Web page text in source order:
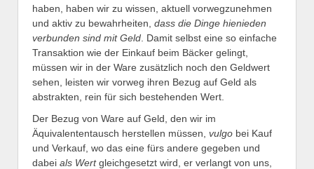
haben, haben wir zu wissen, aktuell vorwegzunehmen
und aktiv zu bewahrheiten, dass die Dinge hienieden
verbunden sind mit Geld . Damit selbst eine so einfache
Transaktion wie der Einkauf beim Bäcker gelingt,
müssen wir in der Ware zusätzlich noch den Geldwert
sehen, leisten wir vorweg ihren Bezug auf Geld als
abstrakten, rein für sich bestehenden Wert.
Der Bezug von Ware auf Geld, den wir im
Äquivalententausch herstellen müssen, vulgo bei Kauf
und Verkauf, wo das eine fürs andere gegeben und
dabei als Wertgleichgesetzt wird, er verlangt von uns,